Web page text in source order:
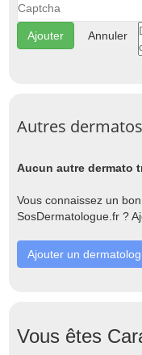
Annuler
Autres
Aucun autre dermato
Vous connaissez un
SosDermatologue.fr ?
Ajouter un
Vous êtes